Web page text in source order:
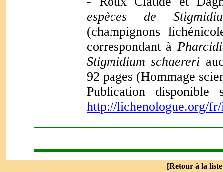
espèces de
(champignons
correspondant à
Stigmidium schaereri
92 pages (Hommage
Publication
http://lichenologue.org/
[Retour à la liste